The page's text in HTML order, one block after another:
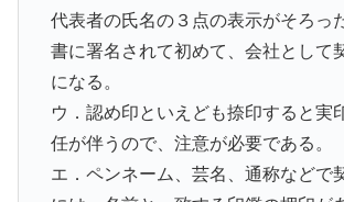
代表者の氏名の３点の表示がそろっ
書に署名されて初めて、会社として
になる。
ウ．認め印といえども捺印すると実
任が伴うので、注意が必要である。
エ．ペンネーム、芸名、通称などで